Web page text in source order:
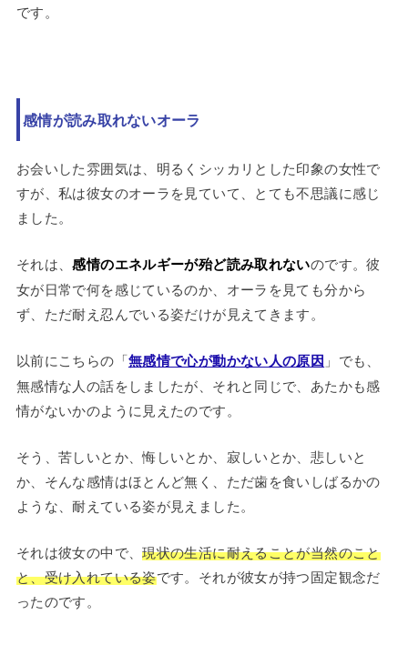
です。
感情が読み取れないオーラ
お会いした雰囲気は、明るくシッカリとした印象の女性で
すが、私は彼女のオーラを見ていて、とても不思議に感じ
ました。
それは、感情のエネルギーが殆ど読み取れないのです。彼
女が日常で何を感じているのか、オーラを見ても分から
ず、ただ耐え忍んでいる姿だけが見えてきます。
以前にこちらの「無感情で心が動かない人の原因 」でも、
無感情な人の話をしましたが、それと同じで、あたかも感
情がないかのように見えたのです。
そう、苦しいとか、悔しいとか、寂しいとか、悲しいと
か、そんな感情はほとんど無く、ただ歯を食いしばるかの
ような、耐えている姿が見えました。
それは彼女の中で、現状の生活に耐えることが当然のこと
と、受け入れている姿です。それが彼女が持つ固定観念だ
ったのです。